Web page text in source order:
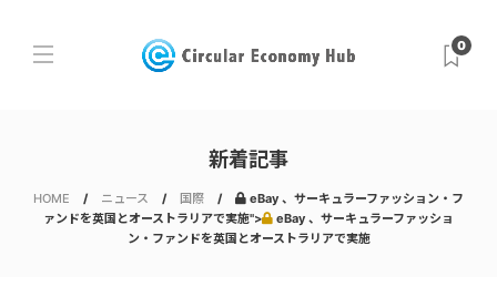
0
新着記事
HOME ニュース 国際
eBay 、サーキュラーファッション・フ
ァンドを英国とオーストラリアで実施">
eBay 、サーキュラーファッショ
ン・ファンドを英国とオーストラリアで実施